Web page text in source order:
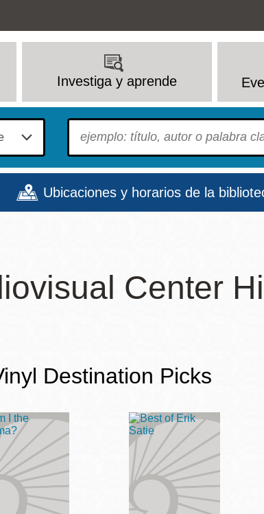
Investiga y aprende
To find?
Ubicaciones y horarios de la
9 - 6
9 - 8
9 - 8
9 - 8
12 - 6
10
Ocean View
Biblioteca
Ambulante OMI
Ortega
Richmond
Sunset
Treasure Island
Visitacion Valley
Center
Destination Picks